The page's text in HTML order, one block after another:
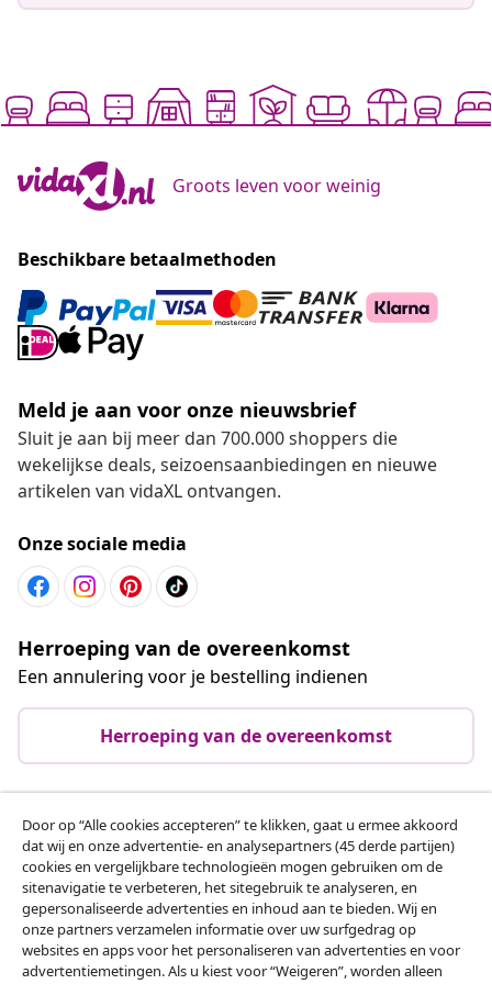
Groots leven voor weinig
Beschikbare betaalmethoden
Meld je aan voor onze nieuwsbrief
Sluit je aan bij meer dan 700.000 shoppers die
wekelijkse deals, seizoensaanbiedingen en nieuwe
artikelen van vidaXL ontvangen.
Onze sociale media
Herroeping van de overeenkomst
Een annulering voor je bestelling indienen
Herroeping van de overeenkomst
Klantenservice
Zakelijk
vidaXL
Door op “Alle cookies accepteren” te klikken, gaat u ermee akkoord
dat wij en onze advertentie- en analysepartners (45 derde partijen)
cookies en vergelijkbare technologieën mogen gebruiken om de
sitenavigatie te verbeteren, het sitegebruik te analyseren, en
gepersonaliseerde advertenties en inhoud aan te bieden. Wij en
onze partners verzamelen informatie over uw surfgedrag op
websites en apps voor het personaliseren van advertenties en voor
advertentiemetingen. Als u kiest voor “Weigeren”, worden alleen